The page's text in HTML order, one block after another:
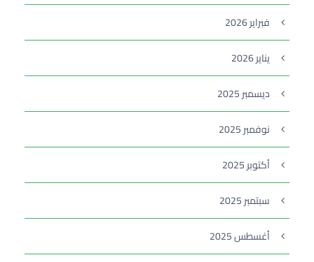
فبراير 2026
يناير 2026
ديسمبر 2025
نوفمبر 2025
أكتوبر 2025
سبتمبر 2025
أغسطس 2025